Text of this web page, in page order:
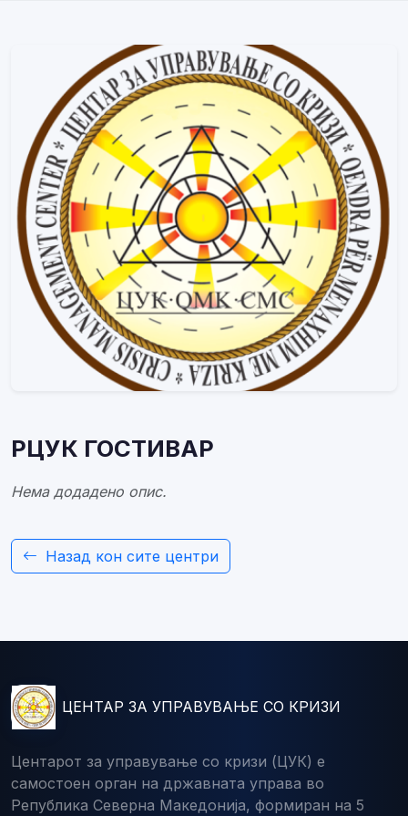
РЦУК ГОСТИВАР
Нема додадено опис.
Назад кон сите центри
ЦЕНТАР ЗА УПРАВУВАЊЕ СО КРИЗИ
Центарот за управување со кризи (ЦУК) е
самостоен орган на државната управа во
Република Северна Македонија, формиран на 5